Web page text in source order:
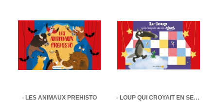
- LES ANIMAUX PREHISTO
- LOUP QUI CROYAIT EN SES REVES